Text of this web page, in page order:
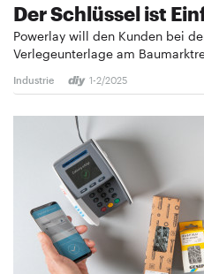
Der Schlüssel ist
Powerlay will den Kunden bei
Verlegeunterlage am
Industrie 1-2/2025